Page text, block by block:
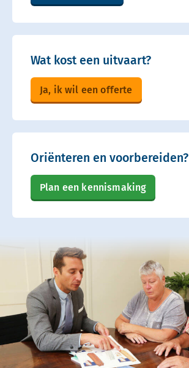
Wat kost een uitvaart?
Ja, ik wil een offerte
Oriënteren en voorbereiden?
Plan een kennismaking